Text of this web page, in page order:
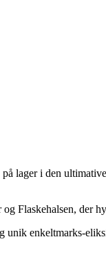
lager i den
Flaskehalsen, der
enkeltmarks-